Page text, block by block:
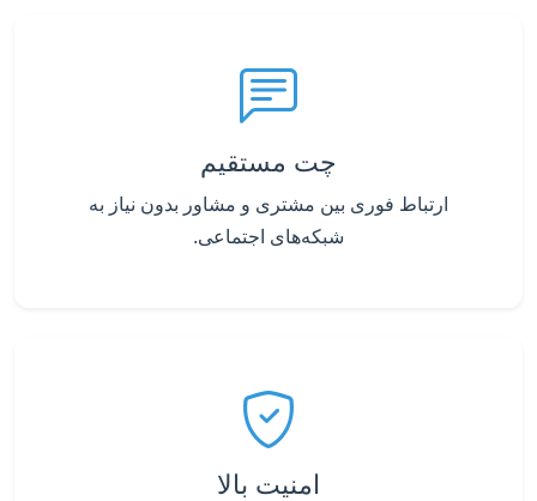
چت مستقیم
ارتباط فوری بین مشتری و مشاور بدون نیاز به
شبکه‌های اجتماعی.
امنیت بالا